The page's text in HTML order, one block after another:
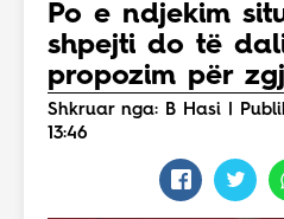
Po e ndjekim
shpejti do të
propozim për
Shkruar nga: B Hasi |
13:46